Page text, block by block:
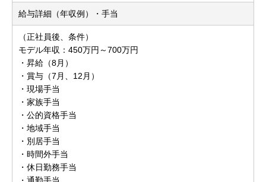
給与詳細（年収例）・手当
（正社員後、条件）
モデル年収：450万円～700万円
・昇給（8月）
・賞与（7月、12月）
・現場手当
・家族手当
・公的資格手当
・地域手当
・別居手当
・時間外手当
・休日勤務手当